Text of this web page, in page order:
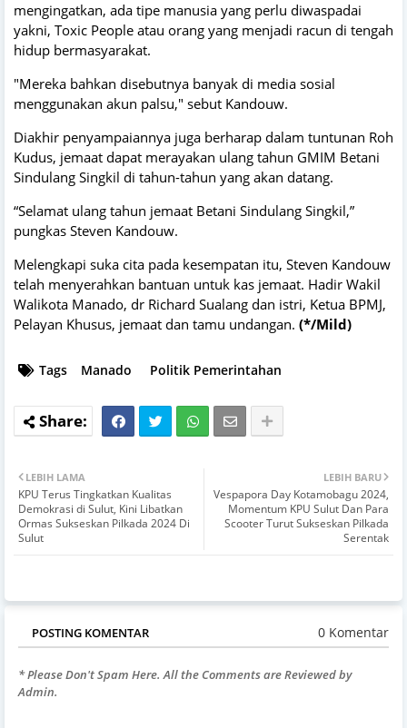
mengingatkan, ada tipe manusia yang perlu diwaspadai
yakni, Toxic People atau orang yang menjadi racun di tengah
hidup bermasyarakat.
"Mereka bahkan disebutnya banyak di media sosial
menggunakan akun palsu," sebut Kandouw.
Diakhir penyampaiannya juga berharap dalam tuntunan Roh
Kudus, jemaat dapat merayakan ulang tahun GMIM Betani
Sindulang Singkil di tahun-tahun yang akan datang.
“Selamat ulang tahun jemaat Betani Sindulang Singkil,”
pungkas Steven Kandouw.
Melengkapi suka cita pada kesempatan itu, Steven Kandouw
telah menyerahkan bantuan untuk kas jemaat. Hadir Wakil
Walikota Manado, dr Richard Sualang dan istri, Ketua BPMJ,
Pelayan Khusus, jemaat dan tamu undangan. (*/Mild)
Tags Manado Politik Pemerintahan
LEBIH BARU
Vespapora Day Kotamobagu 2024,
Momentum KPU Sulut Dan Para
Scooter Turut Sukseskan Pilkada
Serentak
LEBIH LAMA
KPU Terus Tingkatkan Kualitas
Demokrasi di Sulut, Kini Libatkan
Ormas Sukseskan Pilkada 2024 Di
Sulut
POSTING KOMENTAR 0 Komentar
* Please Don't Spam Here. All the Comments are Reviewed by
Admin.